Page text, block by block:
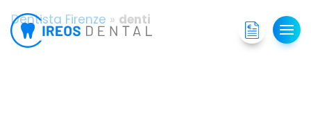
Dentista Firenze » denti